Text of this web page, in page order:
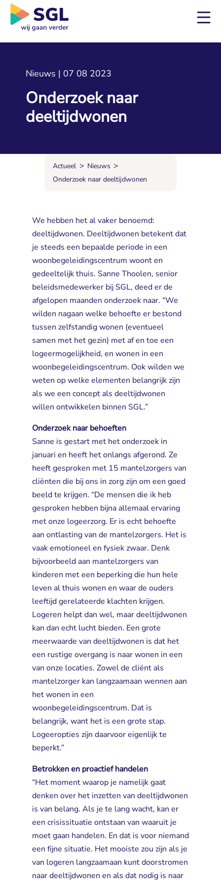
Nieuws | 07 08 2023
Onderzoek naar
deeltijdwonen
Actueel > Nieuws >
Onderzoek naar deeltijdwonen
We hebben het al vaker benoemd:
deeltijdwonen. Deeltijdwonen betekent dat
je steeds een bepaalde periode in een
woonbegeleidingscentrum woont en
gedeeltelijk thuis. Sanne Thoolen, senior
beleidsmedewerker bij SGL, deed er de
afgelopen maanden onderzoek naar. “We
wilden nagaan welke behoefte er bestond
tussen zelfstandig wonen (eventueel
samen met het gezin) met af en toe een
logeermogelijkheid, en wonen in een
woonbegeleidingscentrum. Ook wilden we
weten op welke elementen belangrijk zijn
als we een concept als deeltijdwonen
willen ontwikkelen binnen SGL.”
Onderzoek naar behoeften
Sanne is gestart met het onderzoek in
januari en heeft het onlangs afgerond. Ze
heeft gesproken met 15 mantelzorgers van
cliënten die bij ons in zorg zijn om een goed
beeld te krijgen. “De mensen die ik heb
gesproken hebben bijna allemaal ervaring
met onze logeerzorg. Er is echt behoefte
aan ontlasting van de mantelzorgers. Het is
vaak emotioneel en fysiek zwaar. Denk
bijvoorbeeld aan mantelzorgers van
kinderen met een beperking die hun hele
leven al thuis wonen en waar de ouders
leeftijd gerelateerde klachten krijgen.
Logeren helpt dan wel, maar deeltijdwonen
kan dan echt lucht bieden. Een grote
meerwaarde van deeltijdwonen is dat het
een rustige overgang is naar wonen in een
van onze locaties. Zowel de cliënt als
mantelzorger kan langzaamaan wennen aan
het wonen in een
woonbegeleidingscentrum. Dat is
belangrijk, want het is een grote stap.
Logeeropties zijn daarvoor eigenlijk te
beperkt.”
Betrokken en proactief handelen
“Het moment waarop je namelijk gaat
denken over het inzetten van deeltijdwonen
is van belang. Als je te lang wacht, kan er
een crisissituatie ontstaan van waaruit je
moet gaan handelen. En dat is voor niemand
een fijne situatie. Het mooiste zou zijn als je
van logeren langzaamaan kunt doorstromen
naar deeltijdwonen en als dat nodig is naar